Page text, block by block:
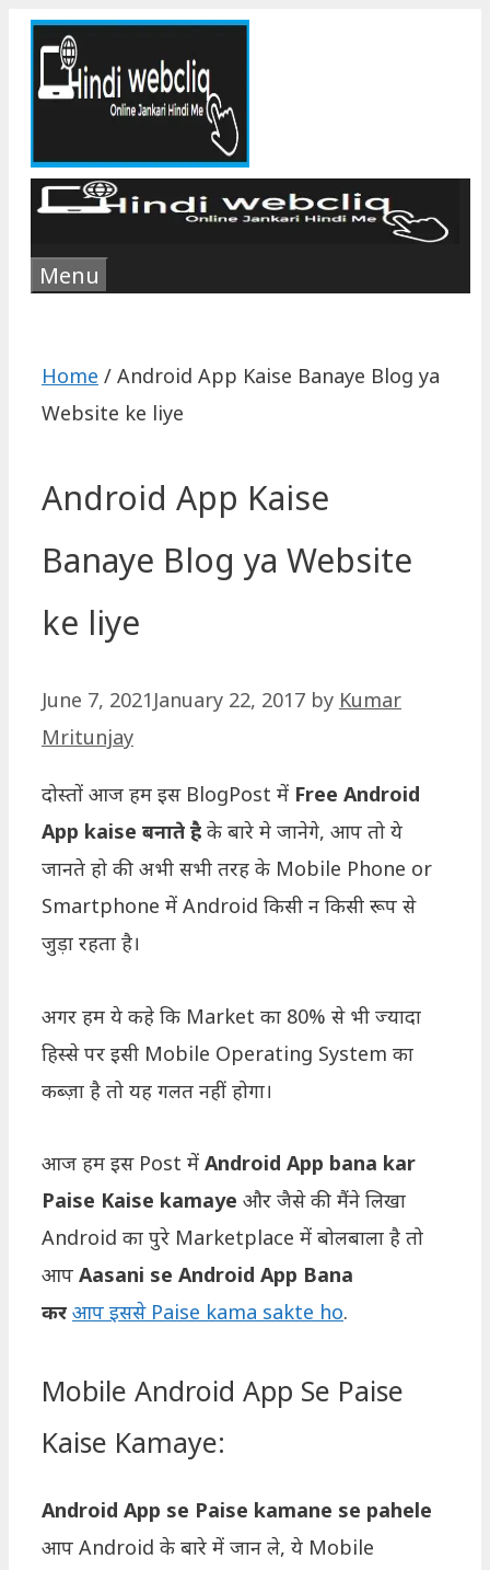
Skip
content
Menu
Home / Android App Kaise Banaye Blog ya
Website ke liye
Android App Kaise
Banaye Blog ya Website
ke liye
June 7, 2021 January 22, 2017 by Kumar
Mritunjay
दोस्तों आज हम इस BlogPost में Free Android
App kaise बनाते है के बारे मे जानेगे, आप तो ये
जानते हो की अभी सभी तरह के Mobile Phone or
Smartphone में Android किसी न किसी रूप से
जुड़ा रहता है।
अगर हम ये कहे कि Market का 80% से भी ज्यादा
हिस्से पर इसी Mobile Operating System का
कब्ज़ा है तो यह गलत नहीं होगा।
आज हम इस Post में Android App bana kar
Paise Kaise kamaye और जैसे की मैंने लिखा
Android का पुरे Marketplace में बोलबाला है तो
आप Aasani se Android App Bana
कर आप इससे Paise kama sakte ho.
Mobile Android App Se Paise
Kaise Kamaye:
Android App se Paise kamane se pahele
आप Android के बारे में जान ले, ये Mobile